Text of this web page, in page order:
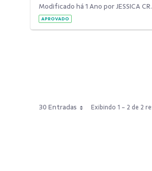
Modificado
APROVADO
30 Entradas Exibindo 1 - 2 de 2